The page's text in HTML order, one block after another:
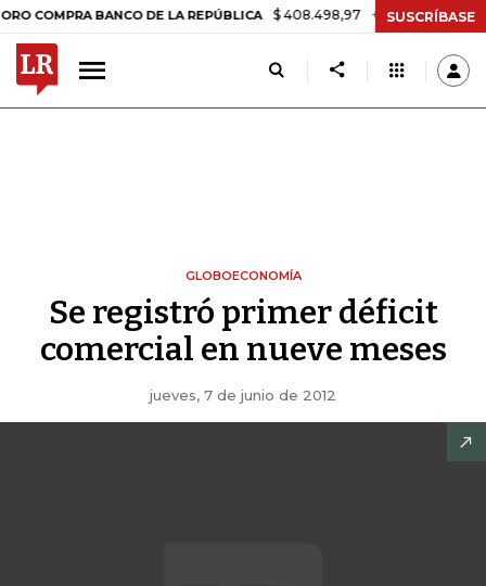
BANCO DE LA REPÚBLICA $ 408.498,97 +$ 8.753,81 +2,19%
SUSCRÍBASE
GLOBOECONOMÍA
Se registró primer déficit
comercial en nueve meses
jueves, 7 de junio de 2012